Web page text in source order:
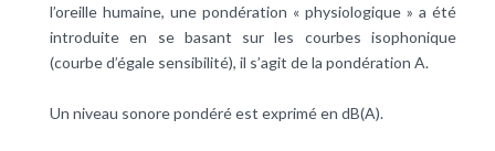
l’oreille humaine, une pondération « physiologique » a été
introduite en se basant sur les courbes isophonique
(courbe d’égale sensibilité), il s’agit de la pondération A.
Un niveau sonore pondéré est exprimé en dB(A).